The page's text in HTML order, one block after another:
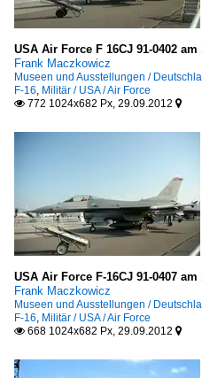
USA Air Force F 16CJ 91-0402
Frank Maczkowicz
Museen und Ausstellungen /
F-16, Militär / USA / Air Force
 772 1024x682 Px, 29.09.2012 
USA Air Force F-16CJ 91-0407
Frank Maczkowicz
Museen und Ausstellungen /
F-16, Militär / USA / Air Force
 668 1024x682 Px, 29.09.2012 